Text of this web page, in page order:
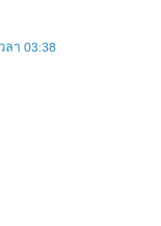
ลา 03:38